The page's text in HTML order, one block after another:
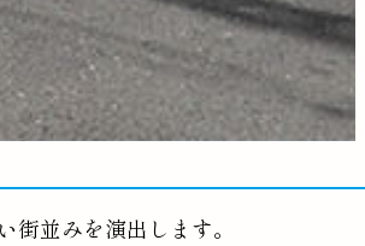
並みを演出します。